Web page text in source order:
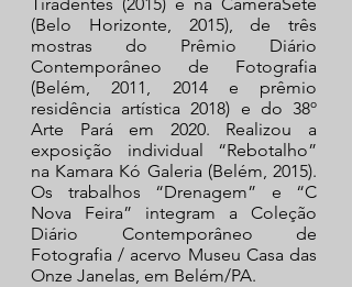
(Belo Horizonte, 2015), de três
mostras do Prêmio Diário
Contemporâneo de Fotografia
(Belém, 2011, 2014 e prêmio
residência artística 2018) e do 38º
Arte Pará em 2020. Realizou a
exposição individual “Rebotalho”
na Kamara Kó Galeria (Belém, 2015).
Os trabalhos “Drenagem” e “C
Nova Feira” integram a Coleção
Diário Contemporâneo de
Fotografia / acervo Museu Casa das
Onze Janelas, em Belém/PA.